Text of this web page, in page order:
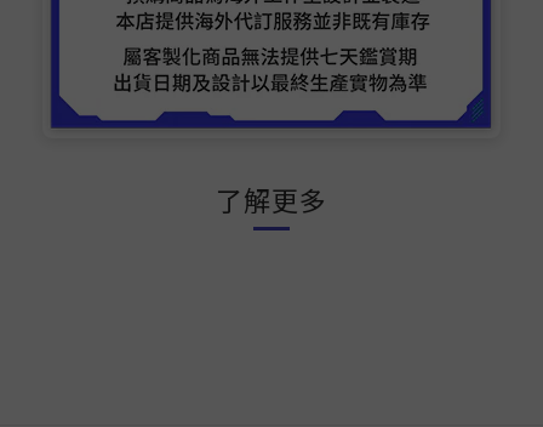
了解更多